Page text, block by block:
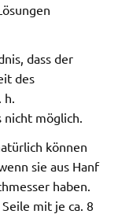
dass der
des
nicht möglich.
können
sie aus Hanf
haben.
mit je ca. 8